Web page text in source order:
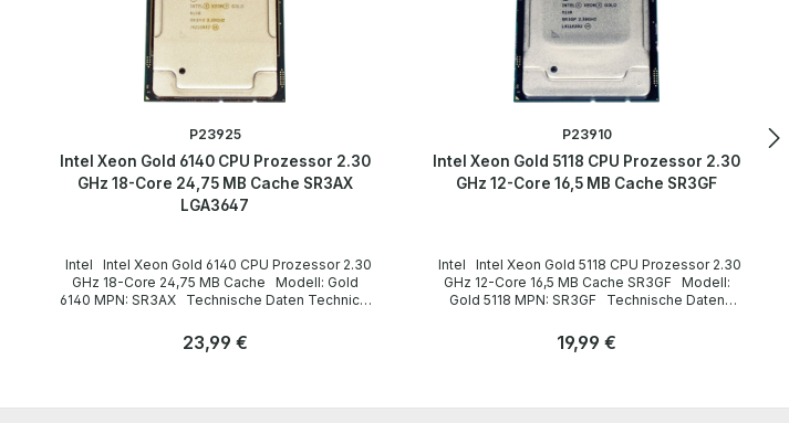
P23925
Intel Xeon Gold 6140 CPU Prozessor 2.30
GHz 18-Core 24,75 MB Cache SR3AX
LGA3647
GHz 18-Core 24,75 MB Cache Modell: Gold
6140 MPN: SR3AX Technische Daten Technical
speed / Taktfrequenz 2.30GHz (Turbo:
Speichertypen DDR4-2666 Max. Memory Size /
Regulärer Preis:
23,99 €
P23910
Intel Xeon Gold 5118 CPU Prozessor 2.30
GHz 12-Core 16,5 MB Cache SR3GF
GHz 12-Core 16,5 MB Cache SR3GF Modell:
Gold 5118 MPN: SR3GF Technische Daten
Speichertypen DDR4-2400 Max. Memory Size /
Regulärer Preis:
19,99 €